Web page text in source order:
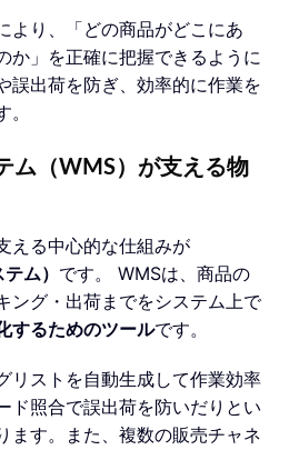
より、「どの商品がどこにあ
か」を正確に把握できるように
誤出荷を防ぎ、効率的に作業を
ム（WMS）が支える物
える中心的な仕組みが
ム） です。 WMSは、商品の
ング・出荷までをシステム上で
するためのツールです。
リストを自動生成して作業効率
ド照合で誤出荷を防いだりとい
ます。また、複数の販売チャネ